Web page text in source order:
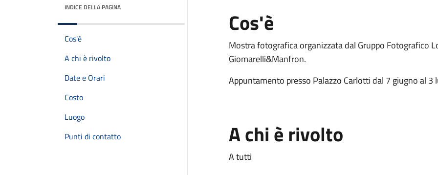
INDICE DELLA PAGINA
Cos'è
A chi è rivolto
Date e Orari
Costo
Luogo
Punti di contatto
Cos'è
Mostra fotografica organizzata dal Gruppo Fotografico
Giomarelli&Manfron.
Appuntamento presso Palazzo Carlotti dal 7 giugno al 3
A chi è rivolto
A tutti